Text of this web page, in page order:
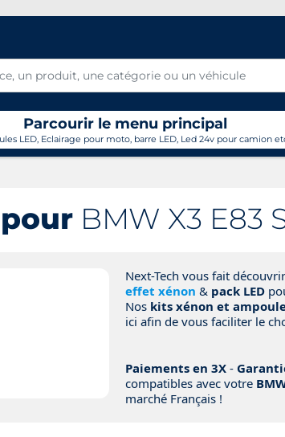
Parcourir le menu principal
LED, Eclairage pour moto, barre LED, Led 24v pour camion
BMW X3 E83
Next-Tech vous fait
effet xénon & pack LED
Nos kits xénon et
ici afin de vous faciliter le
Paiements en 3X -
compatibles avec votre
marché Français !